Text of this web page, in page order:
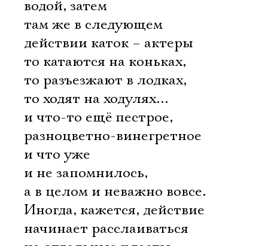
водой, затем
там же в следующем
действии каток – актеры
то катаются на коньках,
то разъезжают в лодках,
то ходят на ходулях…
и что-то ещё пестрое,
разноцветно-винегретное
и что уже
и не запомнилось,
а в целом и неважно вовсе.
Иногда, кажется, действие
начинает расслаиваться